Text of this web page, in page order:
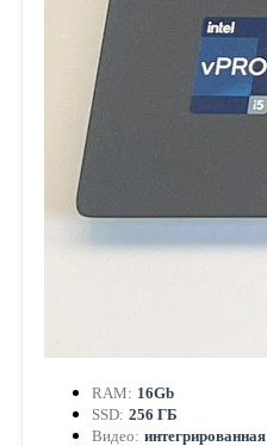
RAM: 16Gb
SSD: 256 ГБ
Видео: интегрированная